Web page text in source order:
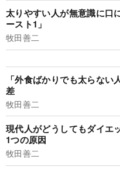
太りやすい人が無意識に口
ースト1」
牧田善二
「外食ばかりでも太らな
差
牧田善二
現代人がどうしてもダイエ
1つの原因
牧田善二